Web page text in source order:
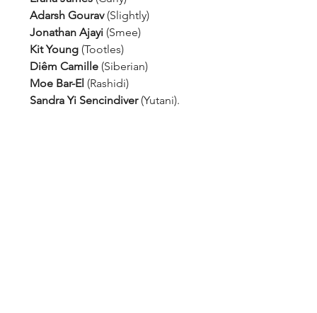
Adarsh Gourav (Slightly)
Jonathan Ajayi (Smee)
Kit Young (Tootles)
Diêm Camille (Siberian)
Moe Bar-El (Rashidi)
Sandra Yi Sencindiver (Yutani).